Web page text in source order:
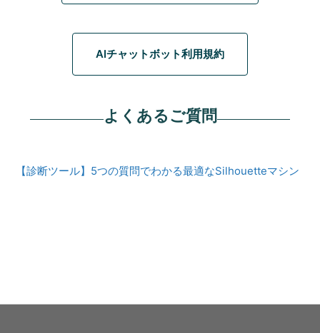
AIチャットボット利用規約
よくあるご質問
【診断ツール】5つの質問でわかる最適なSilhouetteマシン